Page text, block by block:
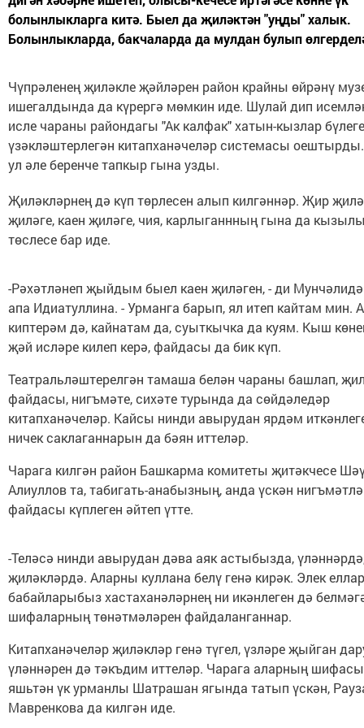
болынлыкларга китә. Быел да җиләктән "уңды" халык.
Болынлыкларда, бакчаларда да мулдан булып
Чүпрәленең җиләкле җәйләрен район крайны өйрәнү
ишегалдында да күрергә мөмкин иде. Шулай дип
исле чараны райондагы "Ак калфак" хатын-кызлар
үзәкләштерлегән китапханәчеләр системасы
ул әле беренче тапкыр гына узды.
Җиләкләрнең дә күп төрлесен алып килгәннәр. Җир
җиләге, каен җиләге, чия, карлыганнның гына да
төслесе бар иде.
-Рәхәтләнеп җыйдым быел каен җиләген, - ди
апа Идиатуллина. - Урманга барып, ял итеп кайтам мин.
киптерәм дә, кайнатам да, суыткычка да куям. Кыш
җәй исләре килеп керә, файдасы да бик күп.
Театральләштерелгән тамаша белән чараны башлап,
файдасы, нигъмәте, сихәте турында да сөйдәледәр
китапханәчеләр. Кайсы нинди авырудан ярдәм
ничек саклаганнарын да бәян иттеләр.
Чарага килгән район Башкарма комитеты җитәкчесе
Алиуллов та, табигать-анабызның, анда үскән
файдасы күплеген әйтеп үтте.
-Теләсә нинди авырудан дәва аяк астыбызда,
җиләкләрдә. Аларны куллана белү генә кирәк. Элек
бабайларыбыз хастаханәләрнең ни икәнлеген дә
шифаларның төнәтмәләрен файдаланганнар.
Китапханәчеләр җиләкләр генә түгел, үзләре җыйган
үләннәрен дә тәкъдим иттеләр. Чарага аларның
яшьтән үк урманлы Шатрашан ягында татып үскән,
Мавренкова да килгән иде.